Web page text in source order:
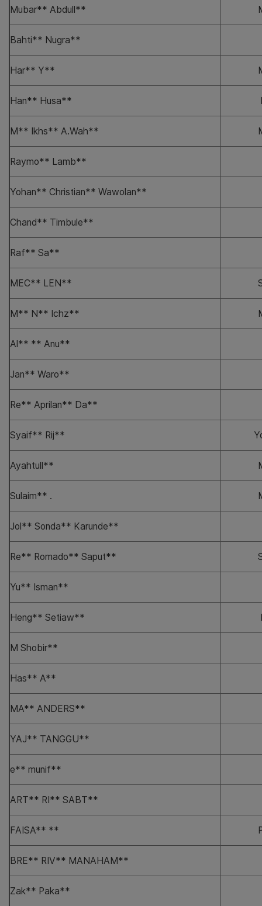
Mubar** Abdull**
Bahti** Nugra**
Har** Y**
Han** Husa**
M** Ikhs** A.Wah**
Raymo** Lamb**
Yohan** Christian** Wawolan**
Chand** Timbule**
Raf** Sa**
MEC** LEN**
M** N** Ichz**
Al** ** Anu**
Jan** Waro**
Re** Aprilan** Da**
Syaif** Rij**
Ayahtull**
Sulaim** .
Jol** Sonda** Karunde**
Re** Romado** Saput**
Yu** Isman**
Heng** Setiaw**
M Shobir**
Has** A**
MA** ANDERS**
YAJ** TANGGU**
e** munif**
ART** RI** SABT**
FAISA** **
BRE** RIV** MANAHAM**
Zak** Paka**